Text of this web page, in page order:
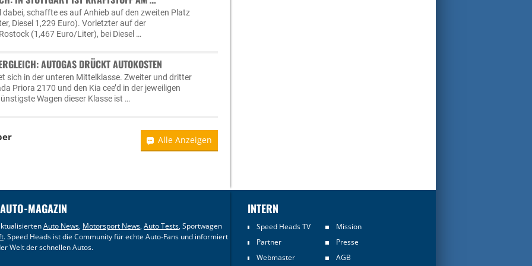
dabei, schaffte es auf Anhieb auf den zweiten Platz
Diesel 1,229 Euro). Vorletzter auf der
(1,467 Euro/Liter), bei Diesel …
AUTOGAS DRÜCKT AUTOKOSTEN
sich in der unteren Mittelklasse. Zweiter und dritter
Priora 2170 und den Kia cee’d in der jeweiligen
Wagen dieser Klasse ist …
Alle Anzeigen
MAGAZIN
Auto News, Motorsport News,Auto Tests, Sportwagen
. Speed Heads ist die Community für echte Auto-Fans und informiert
Welt der schnellen Autos.
INTERN
Speed Heads TV
Mission
Partner
Presse
Webmaster
AGB